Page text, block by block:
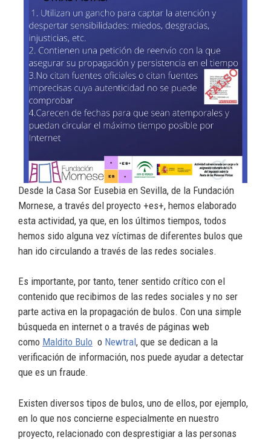
Desde la Casa Sor Eusebia en Sevilla, de la Fundación
Mornese, a través del proyecto +es+, hemos elaborado
esta actividad, ya que, en los últimos tiempos, todos
hemos sido alguna vez víctimas de diferentes bulos que
han ido circulando a través de las redes sociales.
Es importante, por tanto, tener sentido crítico con el
contenido que recibimos de las redes sociales y no ser
parte activa en la propagación de bulos. Con una simple
búsqueda en internet o a través de páginas web
como Maldito Bulo o Newtral, que se dedican a la
verificación de información, nos puede ayudar a detectar
que es un fraude.
Existen diversos tipos de bulos, uno de ellos, por ejemplo,
en lo que nos concierne especialmente en nuestro
proyecto, relacionado con desprestigiar a las personas